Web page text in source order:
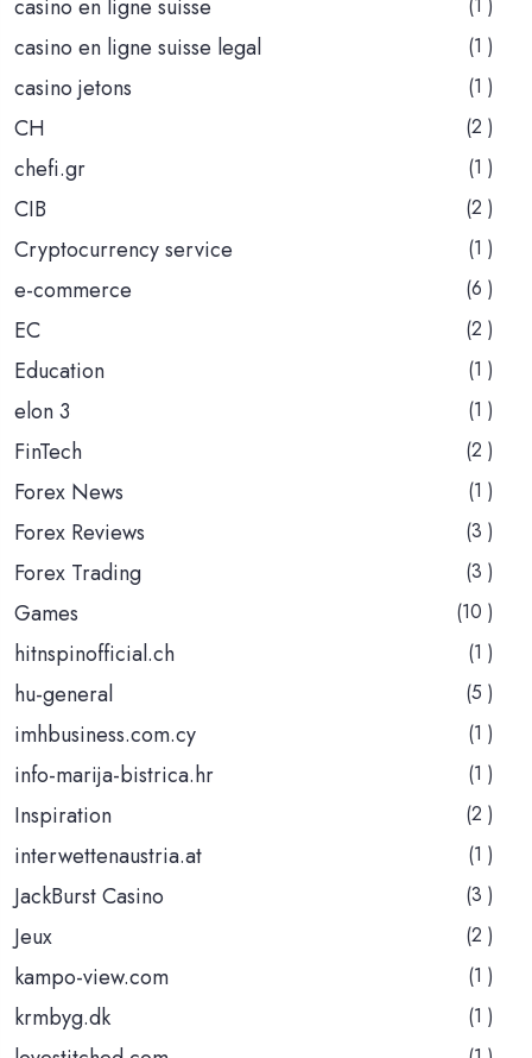
casino en ligne suisse
casino en ligne suisse legal (1 )
casino jetons (1 )
CH (2 )
chefi.gr (1 )
CIB (2 )
Cryptocurrency service (1 )
e-commerce (6 )
EC (2 )
Education (1 )
elon 3 (1 )
FinTech (2 )
Forex News (1 )
Forex Reviews (3 )
Forex Trading (3 )
Games (10 )
hitnspinofficial.ch (1 )
hu-general (5 )
imhbusiness.com.cy (1 )
info-marija-bistrica.hr (1 )
Inspiration (2 )
interwettenaustria.at (1 )
JackBurst Casino (3 )
Jeux (2 )
kampo-view.com (1 )
krmbyg.dk (1 )